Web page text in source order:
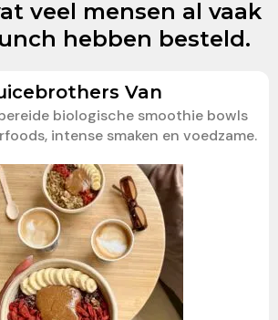
veel mensen al vaak
hebben besteld.
Van
biologische smoothie bowls
intense smaken en voedzame.